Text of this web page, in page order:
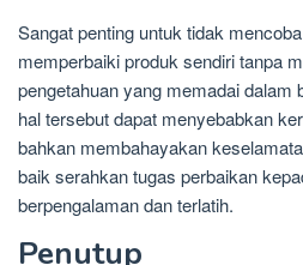
Sangat penting untuk tidak
memperbaiki produk sendiri tanpa
pengetahuan yang memadai dalam
hal tersebut dapat menyebabkan
bahkan membahayakan
baik serahkan tugas perbaikan
berpengalaman dan terlatih.
Penutup